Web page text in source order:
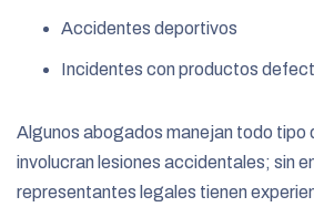
Accidentes deportivos
Incidentes con productos
Algunos abogados manejan todo tipo
involucran lesiones accidentales; sin
representantes legales tienen